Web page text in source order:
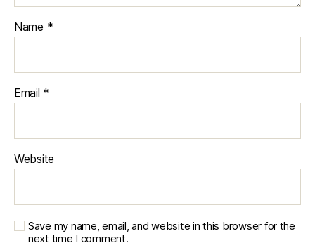
Name *
Email *
Website
Save my name, email, and website in this browser for the
next time I comment.